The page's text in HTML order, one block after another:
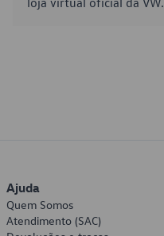
Ajuda
Quem Somos
Atendimento (SAC)